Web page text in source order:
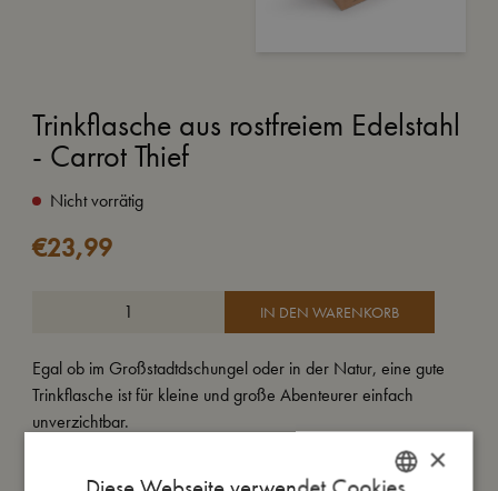
Trinkflasche aus rostfreiem Edelstahl
- Carrot Thief
Nicht vorrätig
€23,99
IN DEN WARENKORB
Egal ob im Großstadtdschungel oder in der Natur, eine gute
Trinkflasche ist für kleine und große Abenteurer einfach
unverzichtbar.
Unsere Trinkflasche aus Edelstahl wird mit zwei Verschlüssen
geliefert: einem klassischen Schraubverschluss und einem ×